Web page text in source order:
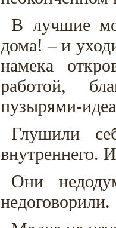
В лучшие
дома! – и
намека
работой,
пузырями-
Глушили
внутреннего.
Они
недоговорили.